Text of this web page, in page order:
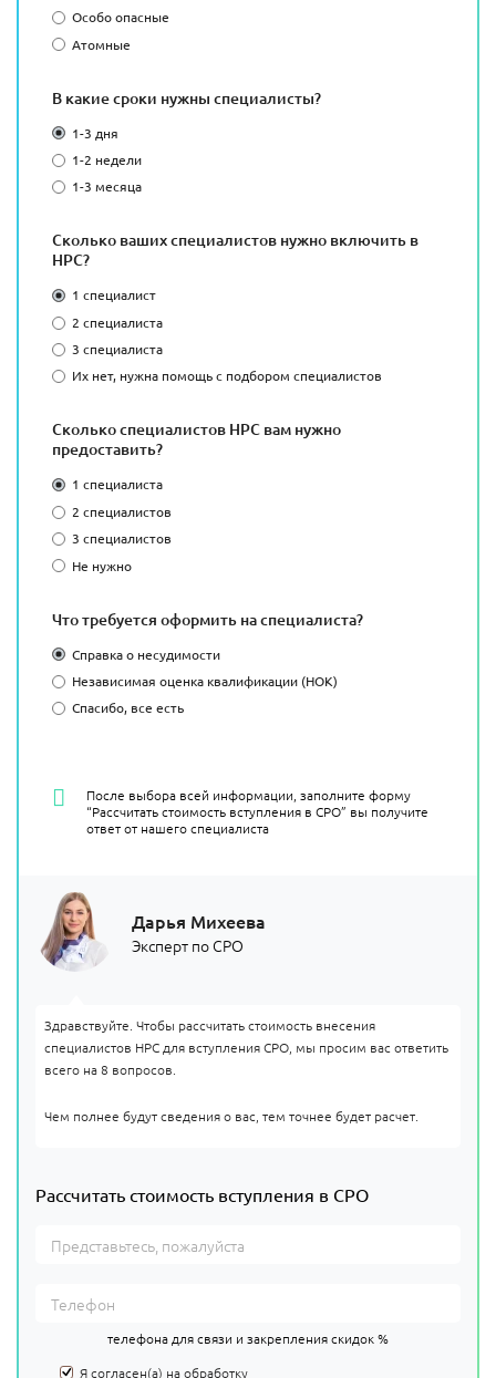
Особо опасные
Атомные
В какие сроки нужны специалисты?
1-3 дня
1-2 недели
1-3 месяца
Сколько ваших специалистов нужно включить в
НРС?
1 специалист
2 специалиста
3 специалиста
Их нет, нужна помощь с подбором специалистов
Сколько специалистов НРС вам нужно
предоставить?
1 специалиста
2 специалистов
3 специалистов
Не нужно
Что требуется оформить на специалиста?
Справка о несудимости
Независимая оценка квалификации (НОК)
Спасибо, все есть
После выбора всей информации, заполните форму
“Рассчитать стоимость вступления в СРО” вы получите
ответ от нашего специалиста
Дарья Михеева
Эксперт по СРО
Здравствуйте. Чтобы рассчитать стоимость внесения
специалистов НРС для вступления СРО, мы просим вас ответить
всего на 8 вопросов.
Чем полнее будут сведения о вас, тем точнее будет расчет.
Рассчитать стоимость вступления в СРО
телефона для связи и закрепления скидок %
Я согласен(а) наобработку